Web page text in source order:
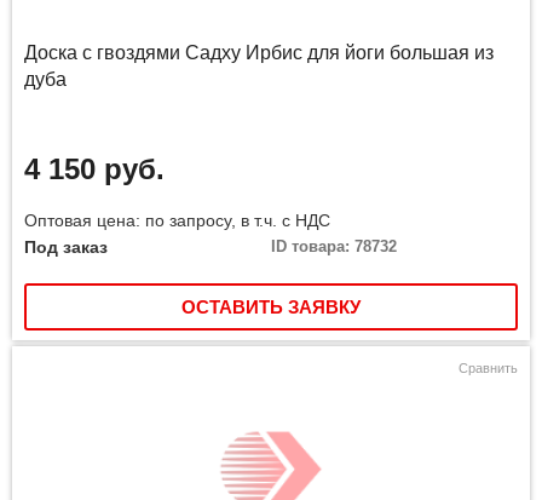
Доска с гвоздями Садху Ирбис для йоги большая из
дуба
4 150 руб.
Оптовая цена: по запросу, в т.ч. с НДС
Под заказ
ID товара: 78732
ОСТАВИТЬ ЗАЯВКУ
Сравнить